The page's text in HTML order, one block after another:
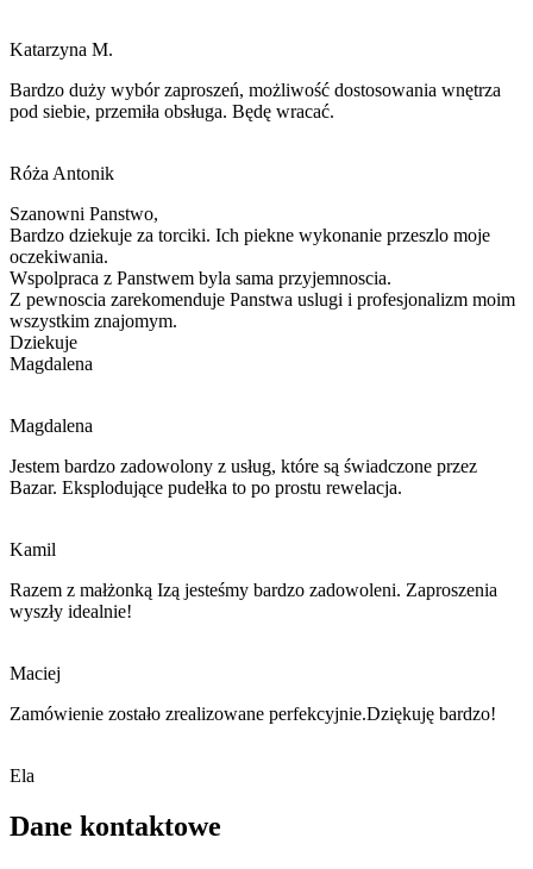
Katarzyna M.
Bardzo duży wybór zaproszeń, możliwość dostosowania wnętrza
pod siebie, przemiła obsługa. Będę wracać.
Róża Antonik
Szanowni Panstwo,
Bardzo dziekuje za torciki. Ich piekne wykonanie przeszlo moje
oczekiwania.
Wspolpraca z Panstwem byla sama przyjemnoscia.
Z pewnoscia zarekomenduje Panstwa uslugi i profesjonalizm moim
wszystkim znajomym.
Dziekuje
Magdalena
Magdalena
Jestem bardzo zadowolony z usług, które są świadczone przez
Bazar. Eksplodujące pudełka to po prostu rewelacja.
Kamil
Razem z małżonką Izą jesteśmy bardzo zadowoleni. Zaproszenia
wyszły idealnie!
Maciej
Zamówienie zostało zrealizowane perfekcyjnie.Dziękuję bardzo!
Ela
Dane kontaktowe